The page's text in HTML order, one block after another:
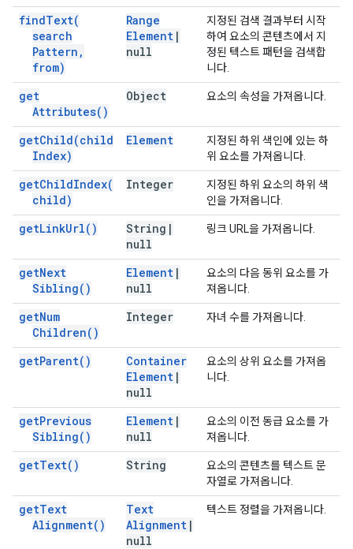
findText(
search
Pattern ,
from)
Range
Element |
null
지정된 검색 결과부터 시작
하여 요소의 콘텐츠에서 지
정된 텍스트 패턴을 검색합
니다.
get
Attributes( )
Object 요소의 속성을 가져옵니다.
getChild(child
Index)
Element
지정된 하위 색인에 있는 하
위 요소를 가져옵니다.
getChildIndex(
child)
Integer
지정된 하위 요소의 하위 색
인을 가져옵니다.
getLinkUrl( ) String |
null
링크 URL을 가져옵니다.
getNext
Sibling( )
Element |
null
요소의 다음 동위 요소를 가
져옵니다.
getNum
Children( )
Integer 자녀 수를 가져옵니다.
getParent( )
Container
Element |
null
요소의 상위 요소를 가져옵
니다.
getPrevious
Sibling( )
Element |
null
요소의 이전 동급 요소를 가
져옵니다.
getText( ) String
요소의 콘텐츠를 텍스트 문
자열로 가져옵니다.
getText
Alignment( )
Text
Alignment |
null
텍스트 정렬을 가져옵니다.